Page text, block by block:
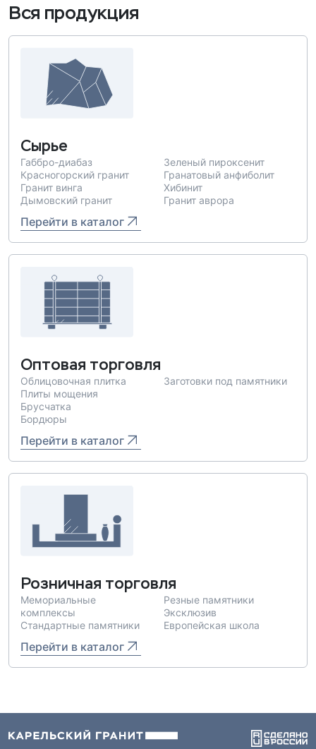
Вся продукция
Сырье
Габбро-диабаз
Красногорский гранит
Гранит винга
Дымовский гранит
Зеленый пироксенит
Гранатовый анфиболит
Хибинит
Гранит аврора
Перейти в каталог
Оптовая торговля
Облицовочная плитка
Плиты мощения
Брусчатка
Бордюры
Заготовки под памятники
Перейти в каталог
Розничная торговля
Мемориальные
комплексы
Стандартные памятники
Резные памятники
Эксклюзив
Европейская школа
Перейти в каталог